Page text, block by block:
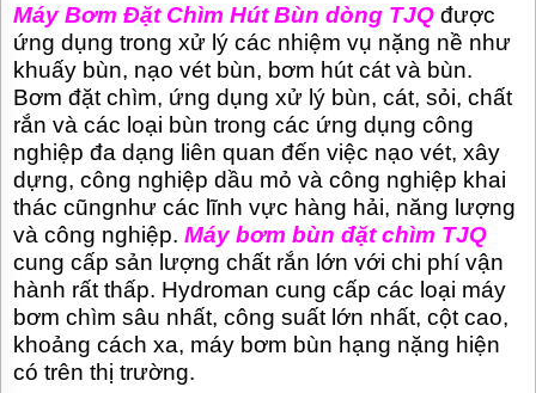
Máy Bơm Đặt Chìm Hút Bùn dòng TJQ được
ứng dụng trong xử lý các nhiệm vụ nặng nề như
khuấy bùn, nạo vét bùn, bơm hút cát và bùn.
Bơm đặt chìm, ứng dụng xử lý bùn, cát, sỏi, chất
rắn và các loại bùn trong các ứng dụng công
nghiệp đa dạng liên quan đến việc nạo vét, xây
dựng, công nghiệp dầu mỏ và công nghiệp khai
thác cũngnhư các lĩnh vực hàng hải, năng lượng
và công nghiệp. Máy bơm bùn đặt chìm TJQ
cung cấp sản lượng chất rắn lớn với chi phí vận
hành rất thấp. Hydroman cung cấp các loại máy
bơm chìm sâu nhất, công suất lớn nhất, cột cao,
khoảng cách xa, máy bơm bùn hạng nặng hiện
có trên thị trường.